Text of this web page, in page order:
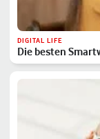
DIGITAL LIFE
Die besten